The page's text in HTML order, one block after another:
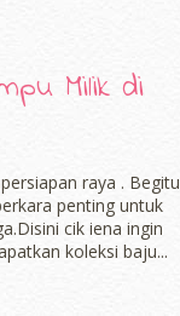
Milik di
raya . Begitu
penting untuk
cik iena ingin
koleksi baju...